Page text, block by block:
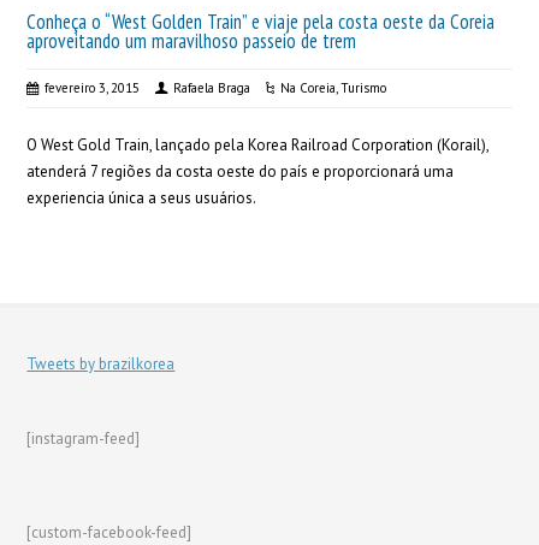
Conheça o “West Golden Train” e viaje pela costa oeste da Coreia
aproveitando um maravilhoso passeio de trem
fevereiro 3, 2015 Rafaela Braga Na Coreia,Turismo
O West Gold Train, lançado pela Korea Railroad Corporation (Korail),
atenderá 7 regiões da costa oeste do país e proporcionará uma
experiencia única a seus usuários.
Tweets by brazilkorea
[instagram-feed]
[custom-facebook-feed]